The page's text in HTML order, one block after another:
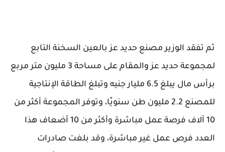
ثم تفقد الوزير مصنع حديد عز بالعين السخنة التابع
لمجموعة حديد عز والمقام على مساحة 3 مليون متر مربع
برأس مال يبلغ 6.5 مليار جنيه وتبلغ الطاقة الإنتاجية
للمصنع 2.2 مليون طن سنويًا، وتوفر المجموعة أكثر من
10 آلاف فرصة عمل مباشرة وأكثر من 10 أضعاف هذا
العدد فرص عمل غير مباشرة، وقد بلغت صادرات